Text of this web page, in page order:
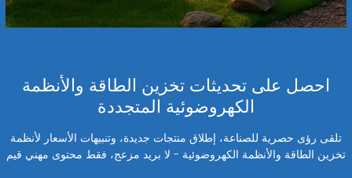
احصل على تحديثات تخزين الطاقة والأنظمة
الكهروضوئية المتجددة
تلقى رؤى حصرية للصناعة، إطلاق منتجات جديدة، وتنبيهات الأسعار لأنظمة
تخزين الطاقة والأنظمة الكهروضوئية - لا بريد مزعج، فقط محتوى مهني قيم